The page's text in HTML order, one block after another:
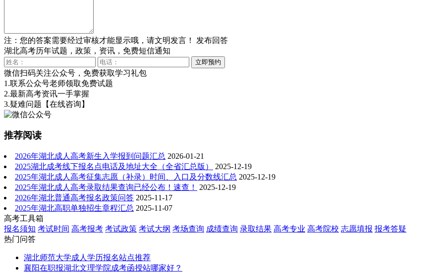
注：您的答案需要经过审核才能显示哦，请文明发言！
发布回答
湖北高考历年试题，政策，资讯，免费短信通知
微信扫码关注公众号，免费获取学习礼包
1.联系公众号老师领取免费试题
2.最新高考资讯一手掌握
3.疑难问题 【在线咨询】
推荐阅读
2026年湖北成人高考新生入学报到问题汇总 2026-01-21
2025湖北成考线下报名点电话及地址大全（全省汇总版）
2025-12-19
2025年湖北成人高考征集志愿（补录）时间、入口及分数线汇总 2025-12-19
2025年湖北成人高考录取结果查询已经公布！速查！
2025-12-19
2026年湖北普通高考报名政策问答 2025-11-17
2025年湖北高职单独招生章程汇总 2025-11-07
高考工具箱
报名须知 考试时间 高考报考 考试政策 考试大纲 考场查询 成绩查询 录取结果 高考专业 高考院校 志愿填报 报考答疑
热门问答
湖北师范大学成人学历报名站点推荐
襄阳在职报湖北文理学院成考函授站哪家好？